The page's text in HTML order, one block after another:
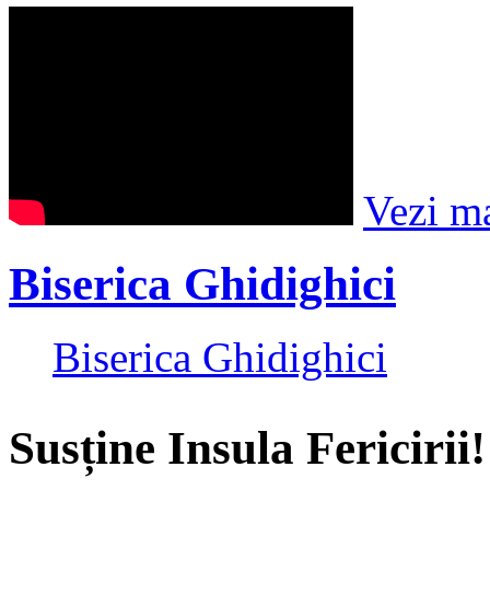
Vezi
Biserica Ghidighici
Biserica Ghidighici
Susține Insula Fericirii!